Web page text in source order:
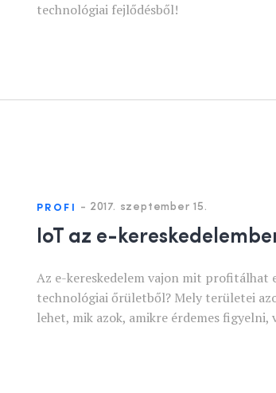
technológiai fejlődésből!
PROFI - 2017. szeptember 15.
IoT az e-
Az e-kereskedelem vajon mit profitálhat
technológiai őrületből? Mely területei
lehet, mik azok, amikre érdemes figyelni,